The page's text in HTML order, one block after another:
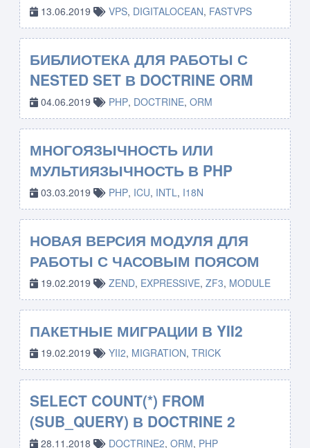
13.06.2019 VPS, DIGITALOCEAN, FASTVPS
БИБЛИОТЕКА ДЛЯ РАБОТЫ С
NESTED SET В DOCTRINE ORM
04.06.2019 PHP, DOCTRINE, ORM
МНОГОЯЗЫЧНОСТЬ ИЛИ
МУЛЬТИЯЗЫЧНОСТЬ В PHP
03.03.2019 PHP, ICU, INTL, I18N
НОВАЯ ВЕРСИЯ МОДУЛЯ ДЛЯ
РАБОТЫ С ЧАСОВЫМ ПОЯСОМ
19.02.2019 ZEND, EXPRESSIVE, ZF3, MODULE
ПАКЕТНЫЕ МИГРАЦИИ В YII2
19.02.2019 YII2, MIGRATION, TRICK
SELECT COUNT(*) FROM
(SUB_QUERY) В DOCTRINE 2
28.11.2018 DOCTRINE2, ORM, PHP